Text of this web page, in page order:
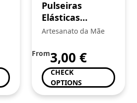
Pulseiras
Elásticas
Artesanais
Artesanato da Mãe
From3,00 €
CHECK
OPTIONS